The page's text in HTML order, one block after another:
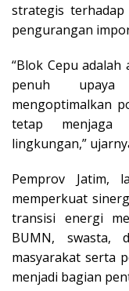
strategis
pengurangan
“Blok Cepu
penuh
mengoptimalkan
tetap menjaga
lingkungan,”
Pemprov Jatim,
memperkuat
transisi energi
BUMN, swasta,
masyarakat serta
menjadi bagian